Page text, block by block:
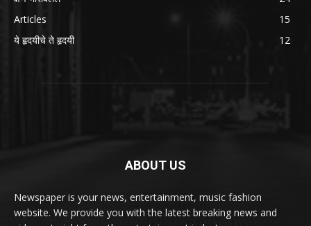
Articles
15
ये हृदयीचे ते हृदयी
12
ABOUT US
Newspaper is your news, entertainment, music fashion
website. We provide you with the latest breaking news and